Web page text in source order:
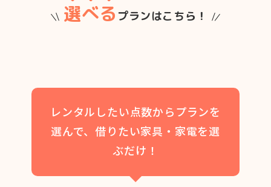
選べる プランはこちら！
レンタルしたい点数からプランを
選んで、借りたい家具・家電を選
ぶだけ！